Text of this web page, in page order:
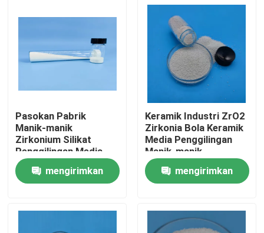
Rumah
Produk
Pasokan Pabrik
Manik-manik
Zirkonium Silikat
Penggilingan Media
Bola Keramik Zirkonia
mengirimkan
Keramik Industri ZrO2
Zirkonia Bola Keramik
Media Penggilingan
Manik-manik
Zirkonium Silikat
mengirimkan